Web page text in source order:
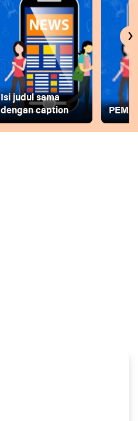
Isi judul sama
dengan caption
›